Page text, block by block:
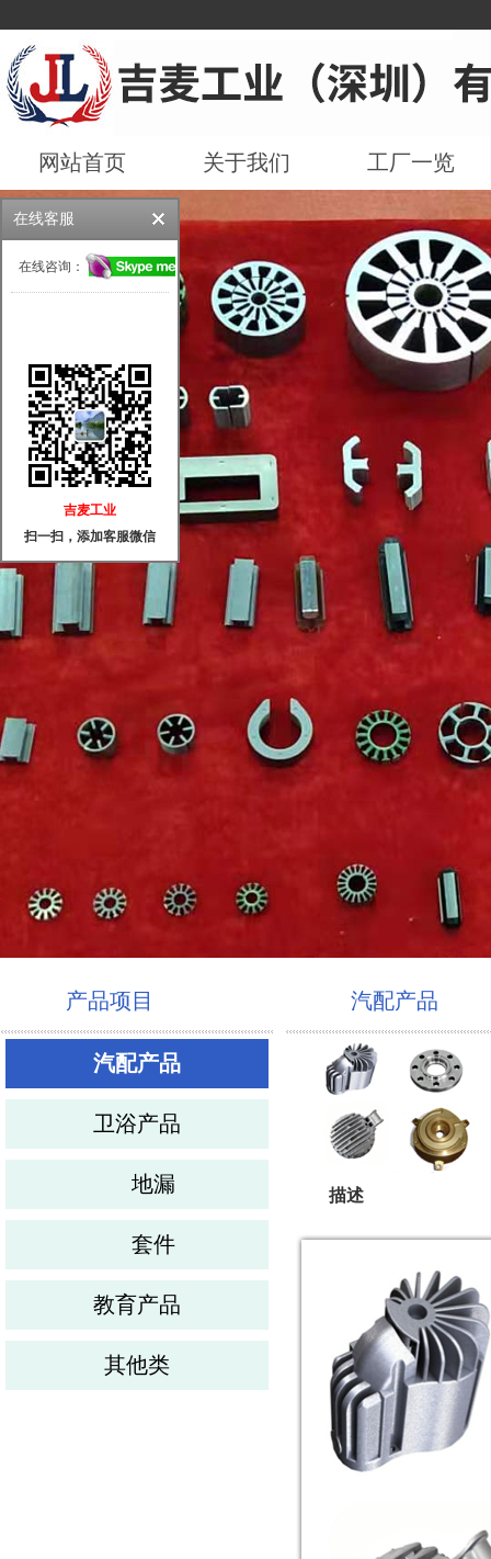
网站首页 关于我们 工厂一览
产品项目
汽配产品
卫浴产品
地漏
套件
教育产品
其他类
汽配产品
描述
在线客服
在线咨询：
吉麦工业
扫一扫，添加客服微信